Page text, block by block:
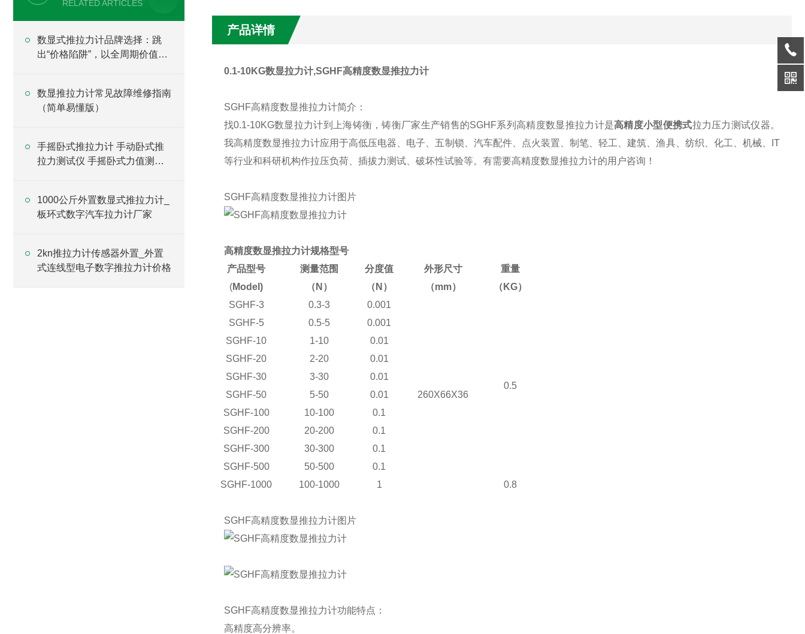
RELATED ARTICLES
​数显式推拉力计品牌选择：跳
出“价格陷阱”，以全周期价值为
数显推拉力计常见故障维修指南
（简单易懂版）
手摇卧式推拉力计 手动卧式推
拉力测试仪 手摇卧式力值测量
1000公斤外置数显式推拉力计_
板环式数字汽车拉力计厂家
2kn推拉力计传感器外置_外置
式连线型电子数字推拉力计价格
产品详情
0.1-10KG数显拉力计,SGHF高精度数显推拉力计
SGHF高精度数显推拉力计简介：
找0.1-10KG数显拉力计到上海铸衡，铸衡厂家生产销售的SGHF系列高精度数显推拉力计是高精度小型便携式拉力压力测试仪器。
我高精度数显推拉力计应用于高低压电器、电子、五制锁、汽车配件、点火装置、制笔、轻工、建筑、渔具、纺织、化工、机械、IT
等行业和科研机构作拉压负荷、插拔力测试、破坏性试验等。有需要高精度数显推拉力计的用户咨询！
SGHF高精度数显推拉力计图片
高精度数显推拉力计规格型号
产品型号
(Model)
测量范围
（N）
分度值
（N）
外形尺寸
（mm）
重量
（KG）
SGHF-3
0.3-3 0.001
260X66X36
0.5
SGHF-5 0.5-5
0.001
SGHF-10
1-10
0.01
SGHF-20
2-20
0.01
SGHF-30
3-30
0.01
SGHF-50
5-50
0.01
SGHF-100
10-100
0.1
SGHF-200
20-200
0.1
SGHF-300
30-300
0.1
SGHF-500
50-500
0.1
SGHF-1000
100-1000 1 0.8
SGHF高精度数显推拉力计图片
SGHF高精度数显推拉力计功能特点：
高精度高分辨率。